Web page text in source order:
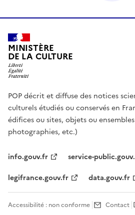
MINISTÈRE
DE LA CULTURE
POP décrit et diffuse des notices
culturels étudiés ou conservés en
édifices ou sites, objets ou
photographies, etc.)
info.gouv.fr
service-
legifrance.gouv.fr
data.gouv.fr
Accessibilité : non conforme Contact